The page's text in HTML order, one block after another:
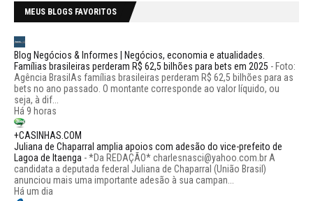
MEUS BLOGS FAVORITOS
Blog Negócios & Informes | Negócios, economia e atualidades.
Famílias brasileiras perderam R$ 62,5 bilhões para bets em 2025 - Foto:
Agência BrasilAs famílias brasileiras perderam R$ 62,5 bilhões para as
bets no ano passado. O montante corresponde ao valor líquido, ou
seja, à dif...
Há 9 horas
+CASINHAS.COM
Juliana de Chaparral amplia apoios com adesão do vice-prefeito de
Lagoa de Itaenga -*Da REDAÇÃO* charlesnasci@yahoo.com.br A
candidata a deputada federal Juliana de Chaparral (União Brasil)
anunciou mais uma importante adesão à sua campan...
Há um dia